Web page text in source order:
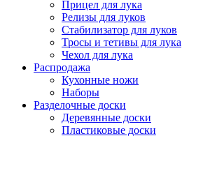
Прицел для лука
Релизы для луков
Стабилизатор для луков
Тросы и тетивы для лука
Чехол для лука
Распродажа
Кухонные ножи
Наборы
Разделочные доски
Деревянные доски
Пластиковые доски